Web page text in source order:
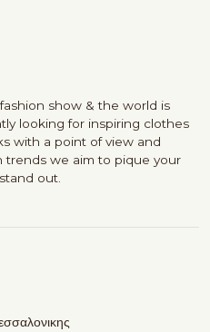
show & the world is
looking for inspiring clothes
with a point of view and
trends we aim to pique your
out.